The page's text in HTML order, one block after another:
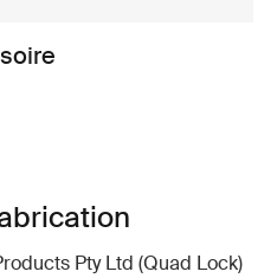
Pty Ltd (Quad Lock)